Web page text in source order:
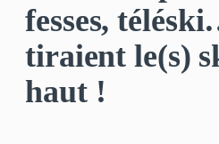
fesses,
tiraient le(s)
haut !